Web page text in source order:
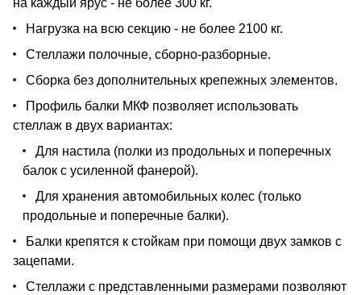
на каждый ярус - не более 300 кг.
Нагрузка на всю секцию - не более 2100 кг.
Стеллажи полочные, сборно-разборные.
Сборка без дополнительных крепежных элементов.
Профиль балки МКФ позволяет использовать
стеллаж в двух вариантах:
Для настила (полки из продольных и поперечных
балок с усиленной фанерой).
Для хранения автомобильных колес (только
продольные и поперечные балки).
Балки крепятся к стойкам при помощи двух замков с
зацепами.
Стеллажи с представленными размерами позволяют